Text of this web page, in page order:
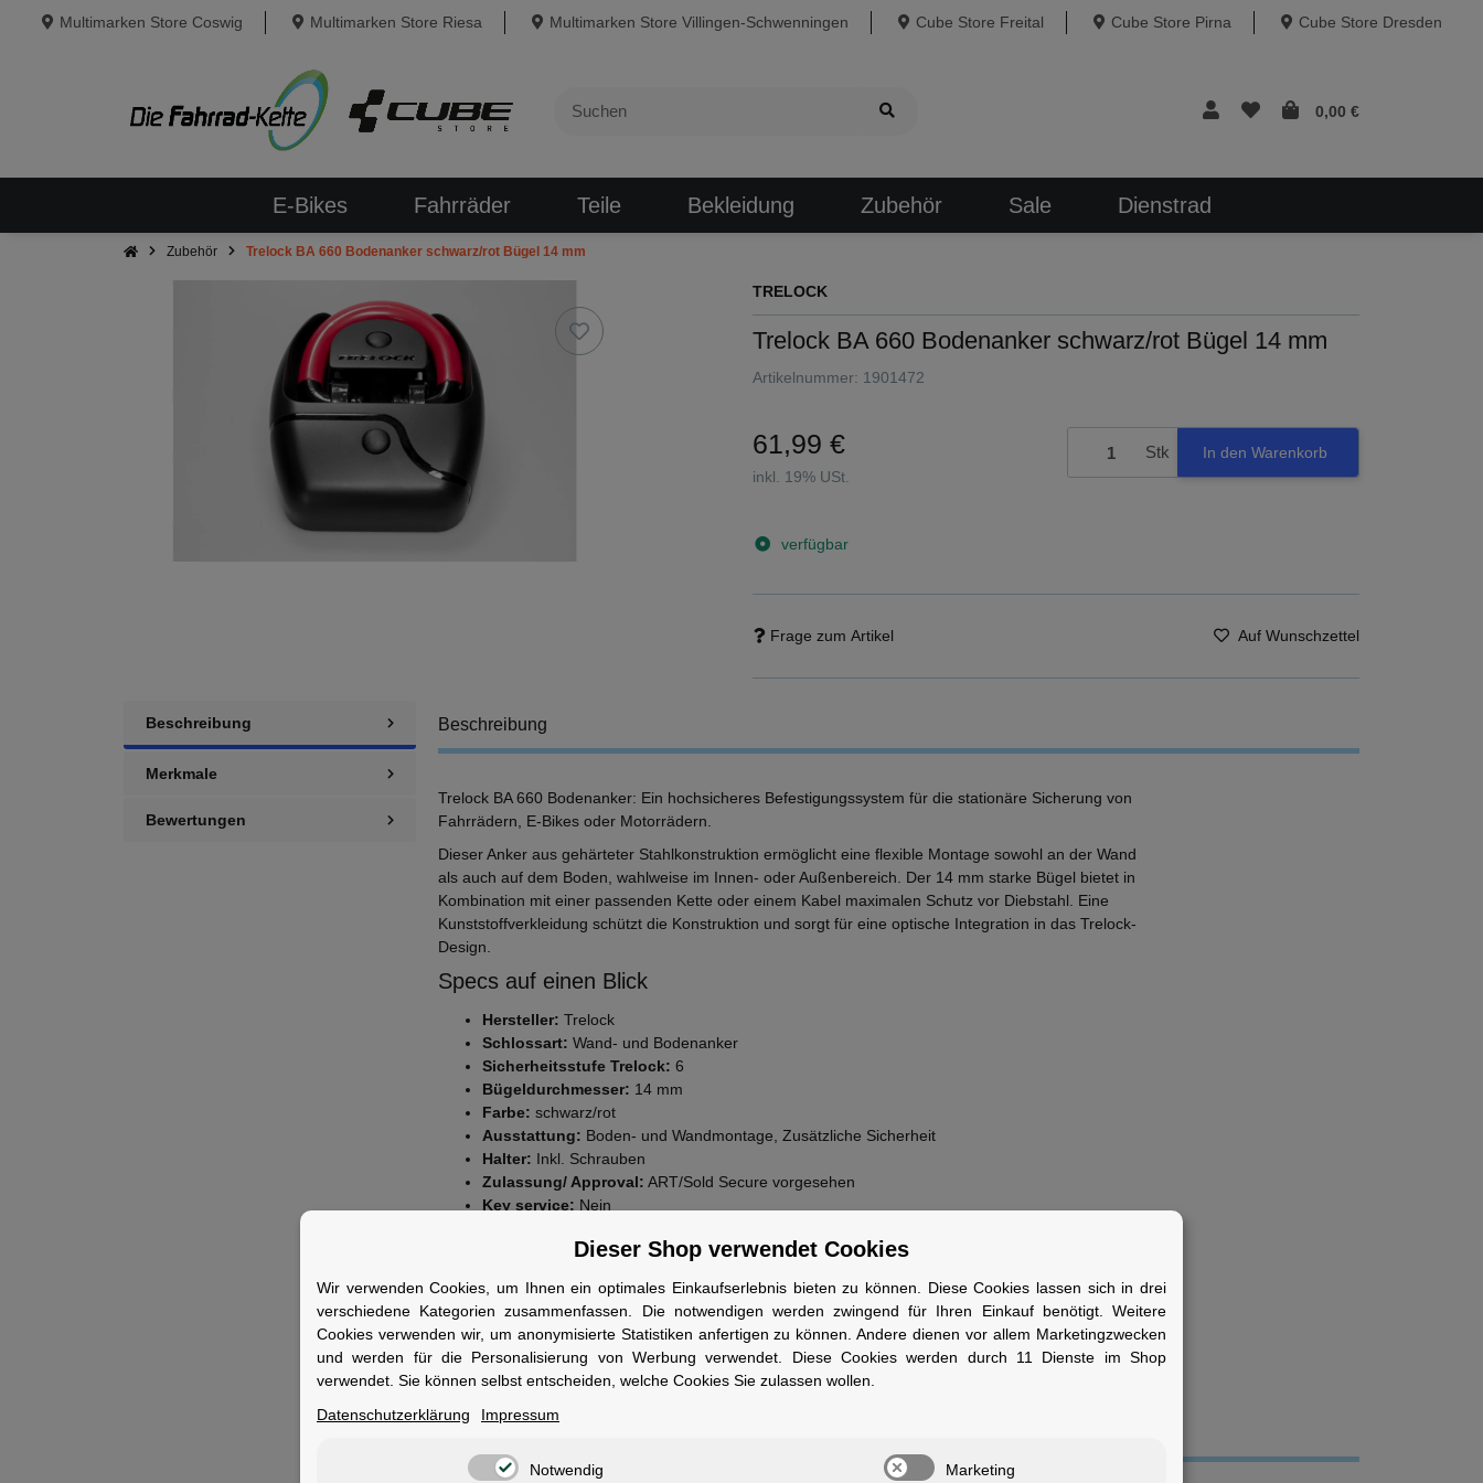
Multimarken Store Coswig Multimarken Store Riesa Multimarken Store Villingen-Schwenningen Cube Store Freital Cube Store Pirna Cube Store Dresden
0,00 €
E-Bikes Fahrräder Teile Bekleidung Zubehör Sale Dienstrad
Zubehör Trelock BA 660 Bodenanker schwarz/rot Bügel 14 mm
TRELOCK
Trelock BA 660 Bodenanker schwarz/rot Bügel 14 mm
Artikelnummer: 1901472
61,99 €
inkl. 19% USt.
verfügbar
Stk In den Warenkorb
Frage zum Artikel Auf Wunschzettel
Beschreibung
Merkmale
Bewertungen
Beschreibung
Trelock BA 660 Bodenanker: Ein hochsicheres Befestigungssystem für die stationäre Sicherung von
Fahrrädern, E-Bikes oder Motorrädern.
Dieser Anker aus gehärteter Stahlkonstruktion ermöglicht eine flexible Montage sowohl an der Wand
als auch auf dem Boden, wahlweise im Innen- oder Außenbereich. Der 14 mm starke Bügel bietet in
Kombination mit einer passenden Kette oder einem Kabel maximalen Schutz vor Diebstahl. Eine
Kunststoffverkleidung schützt die Konstruktion und sorgt für eine optische Integration in das Trelock-
Design.
Specs auf einen Blick
Hersteller: Trelock
Schlossart: Wand- und Bodenanker
Sicherheitsstufe Trelock: 6
Bügeldurchmesser: 14 mm
Farbe: schwarz/rot
Ausstattung: Boden- und Wandmontage, Zusätzliche Sicherheit
Halter: Inkl. Schrauben
Zulassung/ Approval: ART/Sold Secure vorgesehen
Key service: Nein
Fuer wen geeignet
Ideal für Besitzer von hochwertigen Fahrrädern und Motorrädern, die eine permanente und robuste
Verankerung an festen Strukturen benötigen.
Dieser Shop verwendet Cookies
Wir verwenden Cookies, um Ihnen ein optimales Einkaufserlebnis bieten zu können. Diese Cookies lassen sich in drei
verschiedene Kategorien zusammenfassen. Die notwendigen werden zwingend für Ihren Einkauf benötigt. Weitere
Cookies verwenden wir, um anonymisierte Statistiken anfertigen zu können. Andere dienen vor allem Marketingzwecken
und werden für die Personalisierung von Werbung verwendet. Diese Cookies werden durch 11 Dienste im Shop
verwendet. Sie können selbst entscheiden, welche Cookies Sie zulassen wollen.
Datenschutzerklärung
Impressum
Notwendig Marketing